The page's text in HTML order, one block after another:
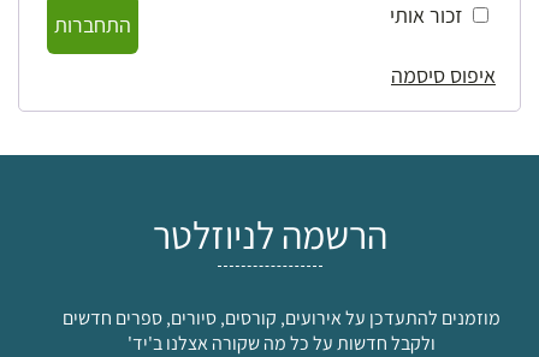
זכור אותי
התחברות
איפוס סיסמה
הרשמה לניוזלטר
מוזמנים להתעדכן על אירועים, קורסים, סיורים, ספרים חדשים
ולקבל חדשות על כל מה שקורה אצלנו ב'יד'